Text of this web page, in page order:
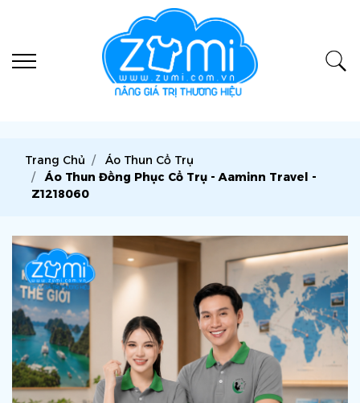
Trang Chủ
Áo Thun Cổ Trụ
Áo Thun Đồng Phục Cổ Trụ - Aaminn Travel -
Z1218060